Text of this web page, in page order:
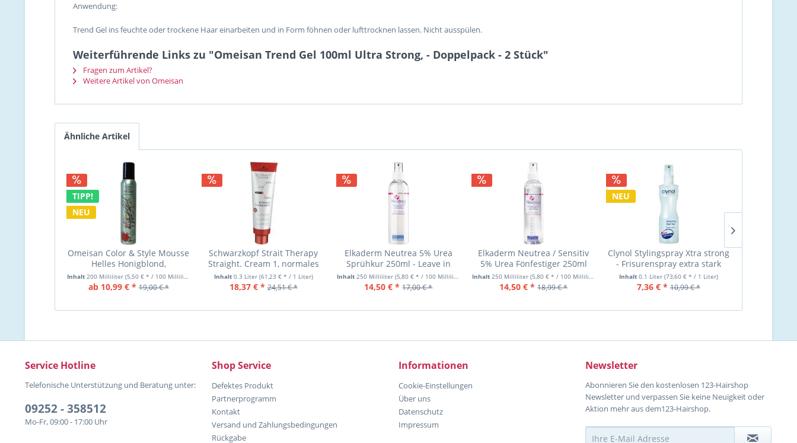
Anwendung:
Trend Gel ins feuchte oder trockene Haar einarbeiten und in Form föhnen oder lufttrocknen lassen. Nicht ausspülen.
Weiterführende Links zu "Omeisan Trend Gel 100ml Ultra Strong, - Doppelpack - 2 Stück"
Fragen zum Artikel?
Weitere Artikel von Omeisan
Ähnliche Artikel
TIPP!
NEU
Omeisan Color & Style Mousse
Helles Honigblond,
Farbschaum 200ml
Inhalt 200 Milliliter (5,50 € * / 100 Milliliter)
ab 10,99 € * 19,00 € *
Schwarzkopf Strait Therapy
Straight. Cream 1, normales
Haar 300
Inhalt 0.3 Liter (61,23 € * / 1 Liter)
18,37 € * 24,51 € *
Elkaderm Neutrea 5% Urea
Sprühkur 250ml - Leave in
Spray
Inhalt250 Milliliter(5,80 € * / 100 Milliliter)
14,50 € * 17,00 € *
Elkaderm Neutrea / Sensitiv
5% Urea Fönfestiger 250ml
Inhalt 250 Milliliter (5,80 € * / 100 Milliliter)
14,50 € * 18,99 € *
NEU
Clynol Stylingspray Xtra strong
- Frisurenspray extra stark
100ml 2025
Inhalt 0.1 Liter (73,60 € * / 1 Liter)
7,36 € * 10,99 € *
Service Hotline
Telefonische Unterstützung und Beratung unter:
09252 - 358512
Mo-Fr, 09:00 - 17:00 Uhr
Shop Service
Defektes Produkt
Partnerprogramm
Kontakt
Versand und Zahlungsbedingungen
Rückgabe
Informationen
Cookie-Einstellungen
Über uns
Datenschutz
Impressum
Newsletter
Abonnieren Sie den kostenlosen 123-Hairshop
Newsletter und verpassen Sie keine Neuigkeit oder
Aktion mehr aus dem123-Hairshop.